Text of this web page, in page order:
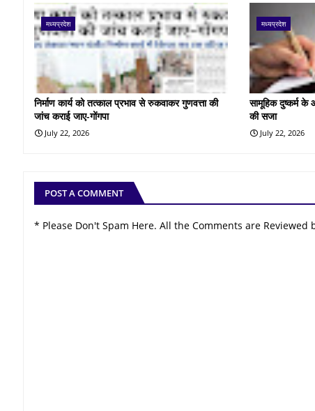
मध्यप्रदेश
निर्माण कार्य को तत्काल प्रभाव से रुकवाकर गुणवत्ता की
जांच कराई जाए-गोंगपा
July 22, 2026
मध्यप्रदेश
सामूहिक दुष्कर्म के
की सजा
July 22, 2026
POST A COMMENT
* Please Don't Spam Here. All the Comments are Reviewed